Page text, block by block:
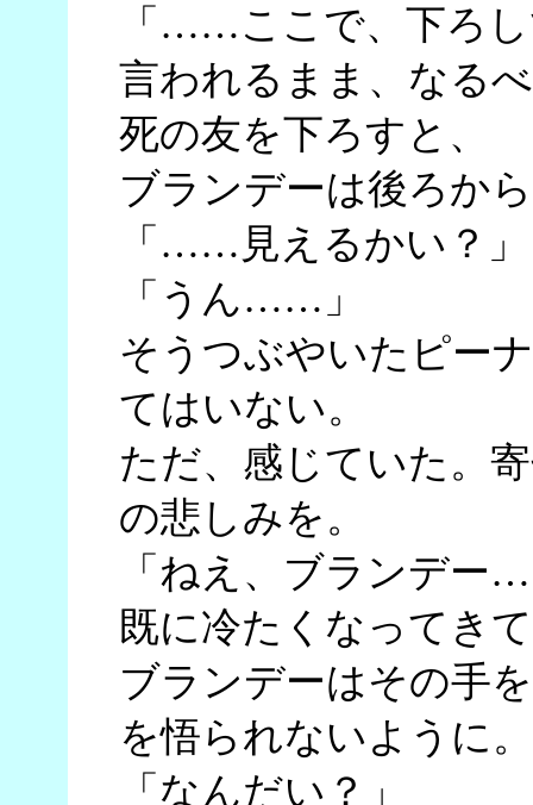
「……ここで、下ろ
言われるまま、なる
死の友を下ろすと、
ブランデーは後ろか
「……見えるかい？」
「うん……」
そうつぶやいたピー
てはいない。
ただ、感じていた。
の悲しみを。
「ねえ、ブランデー
既に冷たくなってき
ブランデーはその手
を悟られないように。
「なんだい？」